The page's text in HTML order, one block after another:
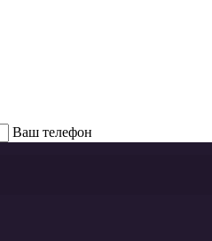
Ваш телефон